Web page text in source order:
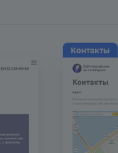
этот пункт и
строке